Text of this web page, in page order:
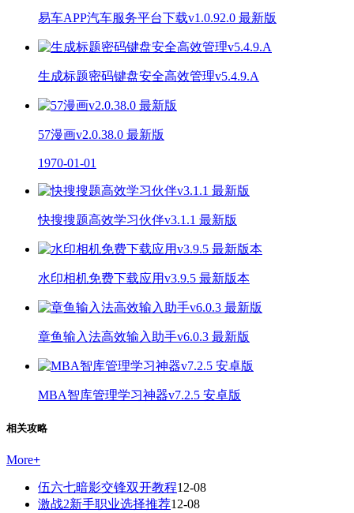
易车APP汽车服务平台下载v1.0.92.0 最新版
生成标题密码键盘安全高效管理v5.4.9.A
57漫画v2.0.38.0 最新版
1970-01-01
快搜搜题高效学习伙伴v3.1.1 最新版
水印相机免费下载应用v3.9.5 最新版本
章鱼输入法高效输入助手v6.0.3 最新版
MBA智库管理学习神器v7.2.5 安卓版
相关攻略
More+
伍六七暗影交锋双开教程12-08
激战2新手职业选择推荐12-08